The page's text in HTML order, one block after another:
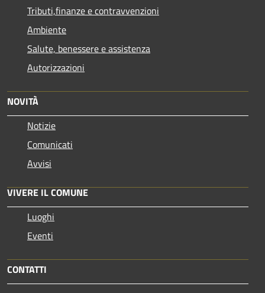
Tributi,finanze e contravvenzioni
Ambiente
Salute, benessere e assistenza
Autorizzazioni
NOVITÀ
Notizie
Comunicati
Avvisi
VIVERE IL COMUNE
Luoghi
Eventi
CONTATTI